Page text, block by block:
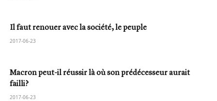
Il faut renouer avec la société, le peuple
2017-06-23
Macron peut-il réussir là où son prédécesseur aurait
failli?
2017-06-23